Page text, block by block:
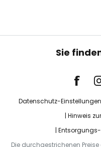
Sie
Datenschutz-Einstellungen
Hinweis
Die durchgestrichenen